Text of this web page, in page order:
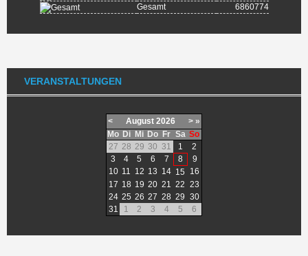
Gesamt
6860774
VERANSTALTUNGEN
< August 2026 > »
Mo Di Mi Do Fr Sa So
27 28 29 30 31 1
2
3
4 5 6 7 8
9
10 11 12 13 14 15
16
17 18 19 20 21 22 23
24 25 26 27 28 29 30
31
1 2 3 4 5 6